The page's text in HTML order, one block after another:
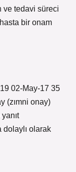
ve tedavi süreci
bir onam
02-May-17 35
(zımni onay)
dolaylı olarak